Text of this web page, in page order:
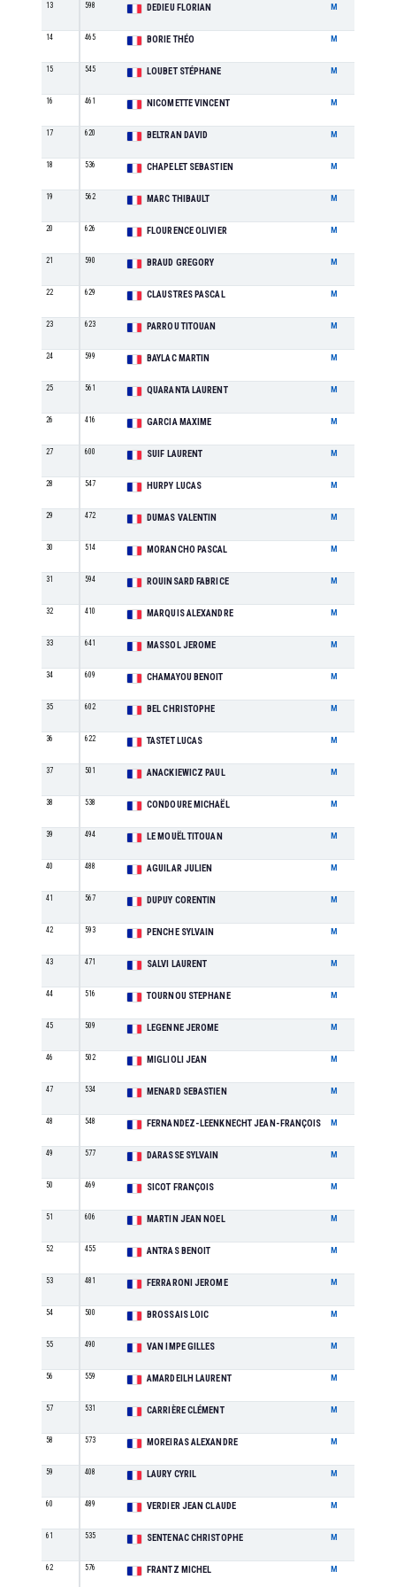
13 598 DEDIEU FLORIAN M
14 465 BORIE THÉO M
15 545 LOUBET STÉPHANE M
16 461 NICOMETTE VINCENT M
17 620 BELTRAN DAVID M
18 536 CHAPELET SEBASTIEN M
19 562 MARC THIBAULT M
20 626 FLOURENCE OLIVIER M
21 590 BRAUD GREGORY M
22 629 CLAUSTRES PASCAL M
23 623 PARROU TITOUAN M
24 599 BAYLAC MARTIN M
25 561 QUARANTA LAURENT M
26 416 GARCIA MAXIME M
27 600 SUIF LAURENT M
28 547 HURPY LUCAS M
29 472 DUMAS VALENTIN M
30 514 MORANCHO PASCAL M
31 594 ROUINSARD FABRICE M
32 410 MARQUIS ALEXANDRE M
33 641 MASSOL JEROME M
34 609 CHAMAYOU BENOIT M
35 602 BEL CHRISTOPHE M
36 622 TASTET LUCAS M
37 501 ANACKIEWICZ PAUL M
38 538 CONDOURE MICHAËL M
39 494 LE MOUËL TITOUAN M
40 488 AGUILAR JULIEN M
41 567 DUPUY CORENTIN M
42 593 PENCHE SYLVAIN M
43 471 SALVI LAURENT M
44 516 TOURNOU STEPHANE M
45 509 LEGENNE JEROME M
46 502 MIGLIOLI JEAN M
47 534 MENARD SEBASTIEN M
48 548 FERNANDEZ-LEENKNECHT JEAN-FRANÇOIS M
49 577 DARASSE SYLVAIN M
50 469 SICOT FRANÇOIS M
51 606 MARTIN JEAN NOEL M
52 455 ANTRAS BENOIT M
53 481 FERRARONI JEROME M
54 500 BROSSAIS LOIC M
55 490 VAN IMPE GILLES M
56 559 AMARDEILH LAURENT M
57 531 CARRIÈRE CLÉMENT M
58 573 MOREIRAS ALEXANDRE M
59 408 LAURY CYRIL M
60 489 VERDIER JEAN CLAUDE M
61 535 SENTENAC CHRISTOPHE M
62 576 FRANTZ MICHEL M